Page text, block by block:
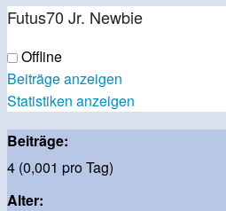
Futus70 Jr. Newbie
Offline
Beiträge anzeigen
Statistiken anzeigen
Beiträge:
4 (0,001 pro Tag)
Alter: